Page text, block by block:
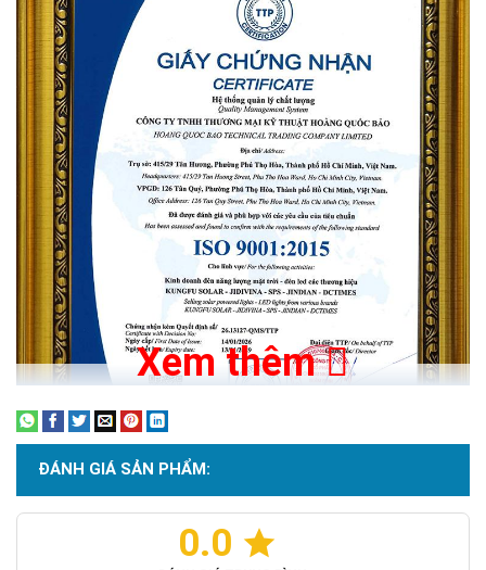
Trước tiên, chúng ta hãy tìm hiểu về cấu tạo cũng như cơ chế
hoạt động của đèn năng lượng mặt trời trước nhé.
Về cấu tạo, đèn năng lượng mặt trời 60W bao gồm các
thành phần sau:
Tấm pin năng lượng mặt trời:Tấm pin này được thiết kế
đặc thù có khả năng hấp thụ ánh sáng mặt trời và chuyển hoá
thành năng lượng điện.
Chứng nhận ISO 9001:2015
Xem thêm
ĐÁNH GIÁ SẢN PHẨM:
0.0